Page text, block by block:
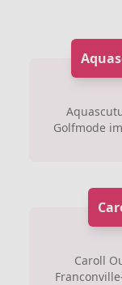
Golfmode
Caroll